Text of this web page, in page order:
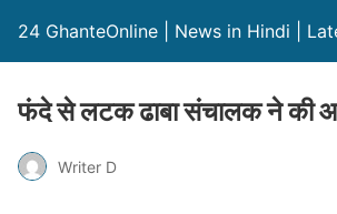
24 GhanteOnline | News in Hindi |
फंदे से लटक ढाबा संचालक ने की
Writer D